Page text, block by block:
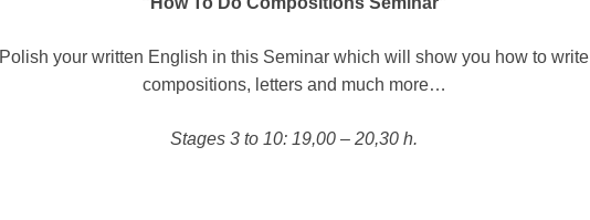
Polish your written English in this Seminar which will show you how to write
compositions, letters and much more…
Stages 3 to 10: 19,00 – 20,30 h.